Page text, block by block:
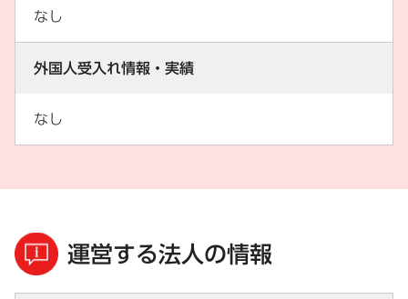
なし
外国人受入れ情報・実績
なし
運営する法人の情報